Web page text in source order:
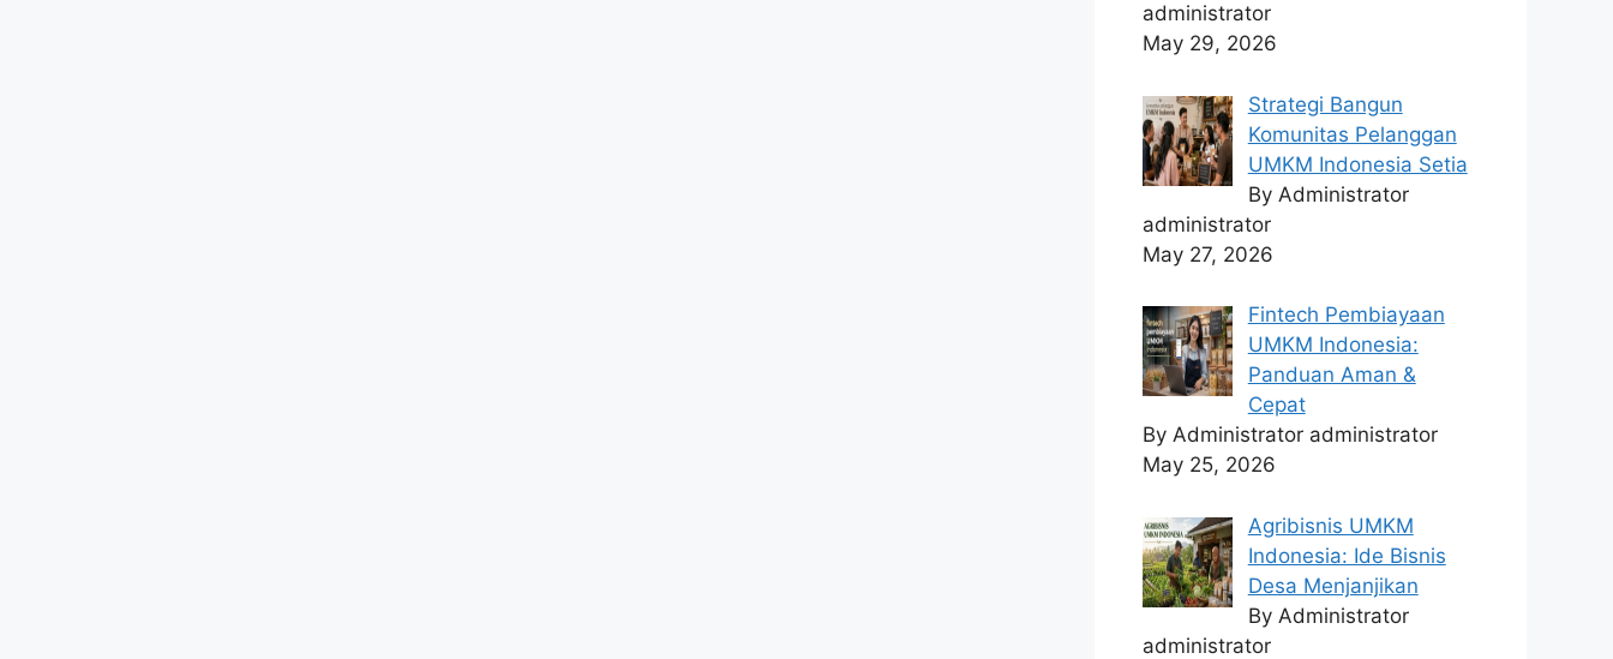
administrator
May 29, 2026
Strategi Bangun
Komunitas Pelanggan
UMKM Indonesia Setia
By Administrator
administrator
May 27, 2026
Fintech Pembiayaan
UMKM Indonesia:
Panduan Aman &
Cepat
By Administrator administrator
May 25, 2026
Agribisnis UMKM
Indonesia: Ide Bisnis
Desa Menjanjikan
By Administrator
administrator